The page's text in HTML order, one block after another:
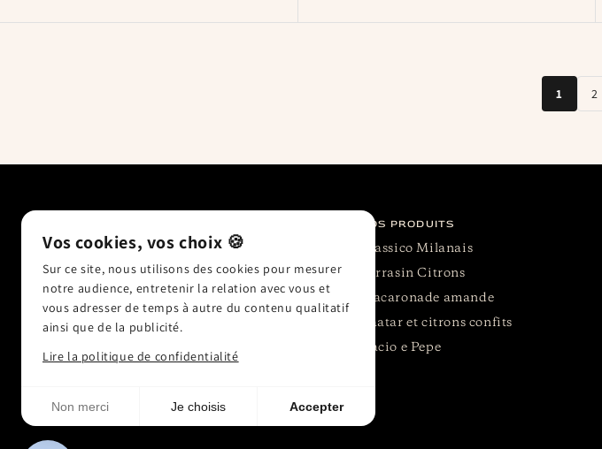
1 2
12 rue Dupetit-Thouars,
Paris 3
Mardi - Samedi
de 9h30 à 19h30
Dimanche
de 9h30 à 18h00
NOS PRODUITS
Classico Milanais
Sarrasin Citrons
Macaronade amande
Zaatar et citrons confits
Cacio e Pepe
Vos cookies, vos choix 🍪
Sur ce site, nous utilisons des cookies pour mesurer
notre audience, entretenir la relation avec vous et
vous adresser de temps à autre du contenu qualitatif
ainsi que de la publicité.
Lire la politique de confidentialité
Non merci Je choisis Accepter